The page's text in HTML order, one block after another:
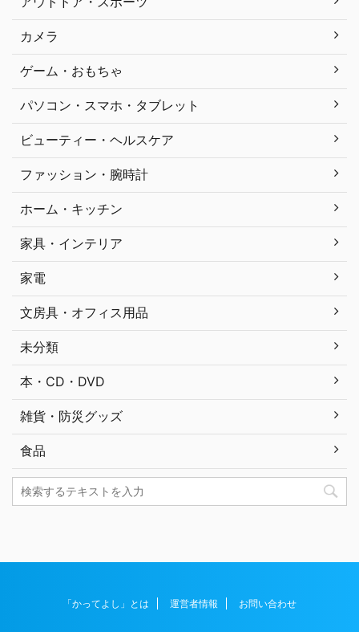
カメラ
ゲーム・おもちゃ
パソコン・スマホ・タブレット
ビューティー・ヘルスケア
ファッション・腕時計
ホーム・キッチン
家具・インテリア
家電
文房具・オフィス用品
未分類
本・CD・DVD
雑貨・防災グッズ
食品
「かってよし」とは 運営者情報 お問い合わせ